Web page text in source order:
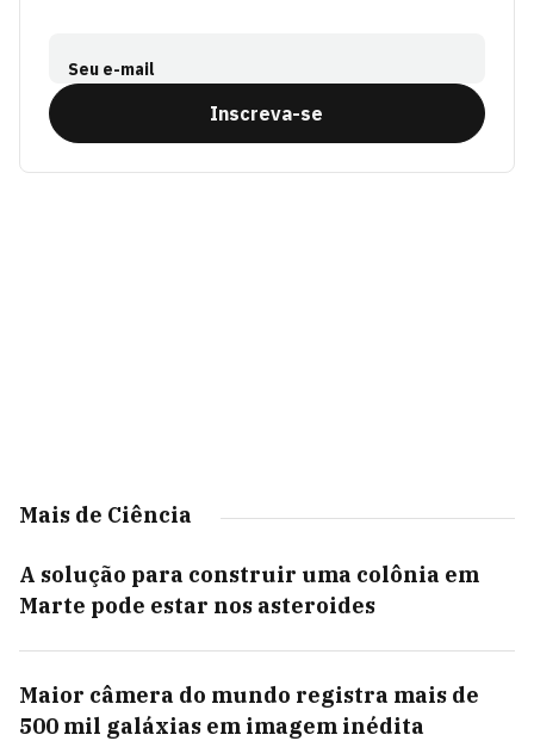
Seu e-mail
Inscreva-se
Mais de Ciência
A solução para construir uma colônia em
Marte pode estar nos asteroides
Maior câmera do mundo registra mais de
500 mil galáxias em imagem inédita